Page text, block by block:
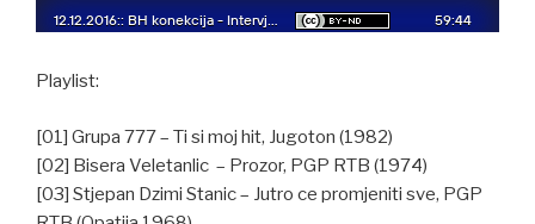
Playlist:
[01] Grupa 777 – Ti si moj hit, Jugoton (1982)
[02] Bisera Veletanlic – Prozor, PGP RTB (1974)
[03] Stjepan Dzimi Stanic – Jutro ce promjeniti sve, PGP